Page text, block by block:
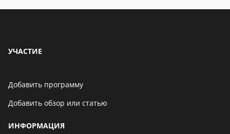
УЧАСТИЕ
Добавить программу
Добавить обзор или статью
ИНФОРМАЦИЯ